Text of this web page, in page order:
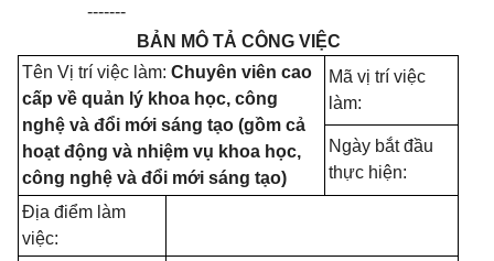
-------
BẢN MÔ TẢ CÔNG VIỆC
Tên Vị trí việc làm: Chuyên viên cao
cấp về quản lý khoa học, công
nghệ và đổi mới sáng tạo (gồm cả
hoạt động và nhiệm vụ khoa học,
công nghệ và đổi mới sáng tạo)
Mã vị trí việc
làm:
Ngày bắt đầu
thực hiện:
Địa điểm làm
việc: